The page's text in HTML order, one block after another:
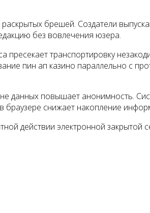
брешей. Создатели
без вовлечения юзера.
транспортировку
пин ап казино параллельно с
повышает анонимность.
снижает накопление
действии электронной закрытой